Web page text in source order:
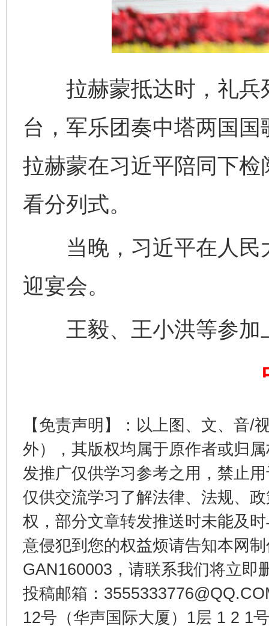
拉赫蒙抵达时，礼兵
台，军乐团奏中塔两国
拉赫蒙在习近平陪同下
看分列式。
当晚，习近平在人民
迎宴会。
王毅、王小洪等参加
【免责声明】：以上图、文、音/
外），其版权均属于原作者或归
发推广仅供学习参考之用，禁止
仅供交流学习了解法律、法规、
权，部分文章转发推送时未能及
意侵犯到您的权益烦请告知本网
GAN160003，请联系我们将立即
投稿邮箱：
12号（华声国际大厦）1层 1 2 1
这是一记警钟！ 谢
在谋一域中谋全局
今